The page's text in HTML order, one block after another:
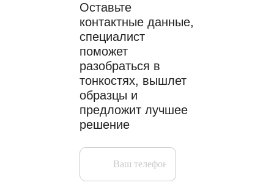
Оставьте
контактные данные,
специалист
поможет
разобраться в
тонкостях, вышлет
образцы и
предложит лучшее
решение